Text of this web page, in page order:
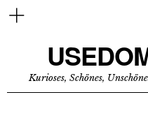
Kurioses, Schönes,